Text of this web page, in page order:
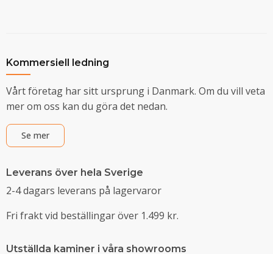
Kommersiell ledning
Vårt företag har sitt ursprung i Danmark. Om du vill veta
mer om oss kan du göra det nedan.
Se mer
Leverans över hela Sverige
2-4 dagars leverans på lagervaror
Fri frakt vid beställingar över 1.499 kr.
Utställda kaminer i våra showrooms